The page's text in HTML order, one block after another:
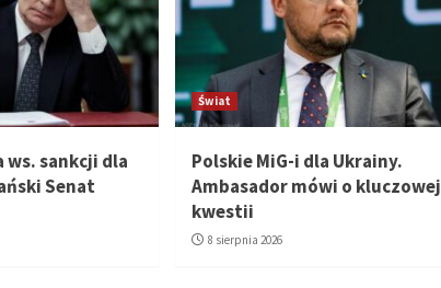
ws. sankcji dla
Senat
Świat
Polskie MiG-i dla Ukrainy.
Ambasador mówi o kluczowej
kwestii
8 sierpnia 2026